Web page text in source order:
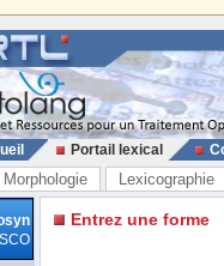
Portail lexical
Morphologie Lexicographie
Entrez une forme